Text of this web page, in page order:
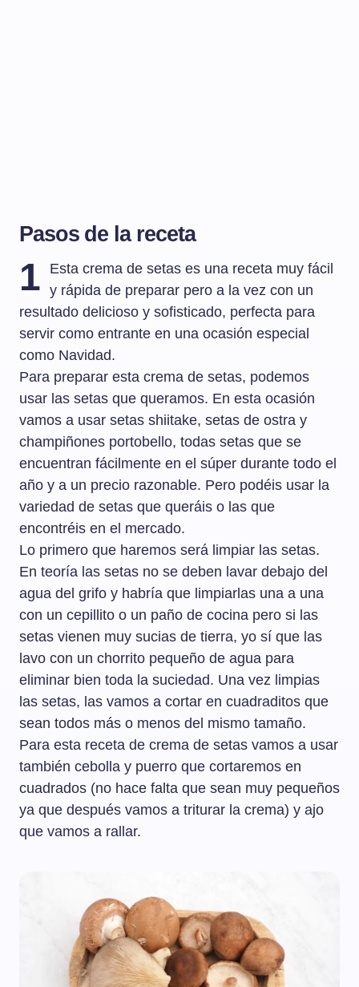
Pasos de la receta
1
Esta crema de setas es una receta muy fácil
y rápida de preparar pero a la vez con un
resultado delicioso y sofisticado, perfecta para
servir como entrante en una ocasión especial
como Navidad.
Para preparar esta crema de setas, podemos
usar las setas que queramos. En esta ocasión
vamos a usar setas shiitake, setas de ostra y
champiñones portobello, todas setas que se
encuentran fácilmente en el súper durante todo el
año y a un precio razonable. Pero podéis usar la
variedad de setas que queráis o las que
encontréis en el mercado.
Lo primero que haremos será limpiar las setas.
En teoría las setas no se deben lavar debajo del
agua del grifo y habría que limpiarlas una a una
con un cepillito o un paño de cocina pero si las
setas vienen muy sucias de tierra, yo sí que las
lavo con un chorrito pequeño de agua para
eliminar bien toda la suciedad. Una vez limpias
las setas, las vamos a cortar en cuadraditos que
sean todos más o menos del mismo tamaño.
Para esta receta de crema de setas vamos a usar
también cebolla y puerro que cortaremos en
cuadrados (no hace falta que sean muy pequeños
ya que después vamos a triturar la crema) y ajo
que vamos a rallar.